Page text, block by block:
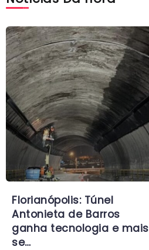
Florianópolis: Túnel
Antonieta de Barros
ganha tecnologia e mais
se…